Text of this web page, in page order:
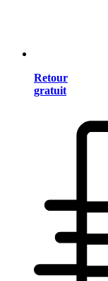
Retour
gratuit